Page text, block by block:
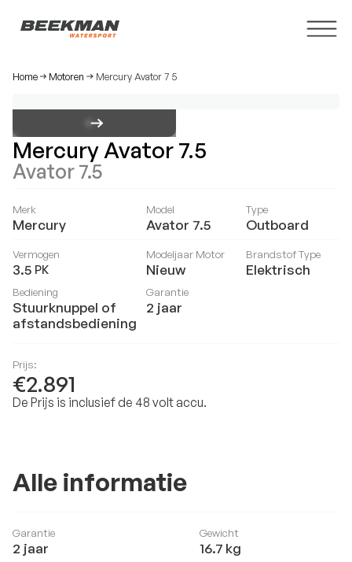
Home Motoren Mercury Avator 7 5
Mercury Avator 7.5
Avator 7.5
Merk
Mercury
Model
Avator 7.5
Type
Outboard
Vermogen
3.5 PK
Modeljaar Motor
Nieuw
Brandstof Type
Elektrisch
Bediening
Stuurknuppel of
afstandsbediening
Garantie
2 jaar
Prijs:
€2.891
De Prijs is inclusief de 48 volt accu.
Alle informatie
Garantie
2 jaar
Gewicht
16.7 kg